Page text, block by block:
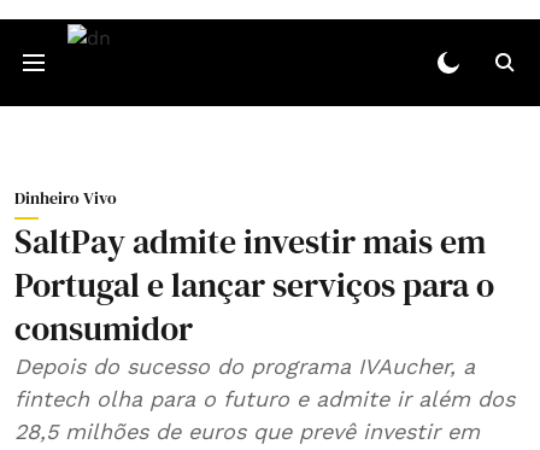
Dinheiro Vivo
SaltPay admite investir mais em
Portugal e lançar serviços para o
consumidor
Depois do sucesso do programa IVAucher, a
fintech olha para o futuro e admite ir além dos
28,5 milhões de euros que prevê investir em